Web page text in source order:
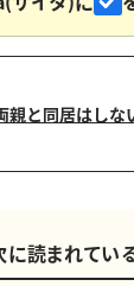
親と同居はし
に読まれてい